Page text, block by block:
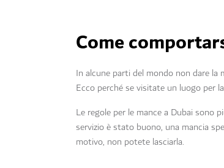
Come
In alcune parti del mondo non dare
Ecco perché se visitate un luogo per
Le regole per le mance a Dubai sono
servizio è stato buono, una mancia
motivo, non potete lasciarla.